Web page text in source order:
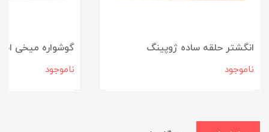
انگشتر حلقه ساده ژوپینگ
ناموجود
گوشواره میخی
ناموجود